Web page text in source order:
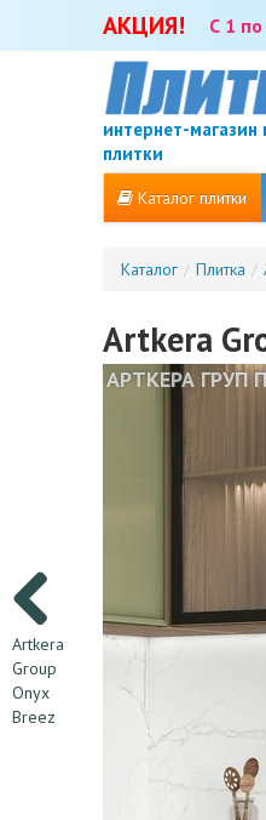
АКЦИЯ! С 1
интернет-магазин
плитки
Каталог плитки
Каталог / Плитка /
Artkera
Group
Onyx
Breez
Artkera
АРТКЕРА ГРУП